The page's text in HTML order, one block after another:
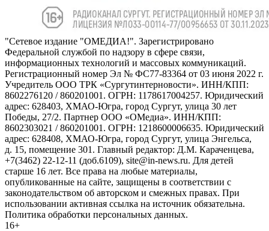
"Сетевое издание "ОМЕДИА!". Зарегистрировано
Федеральной службой по надзору в сфере связи,
информационных технологий и массовых коммуникаций.
Регистрационный номер Эл № ФС77-83364 от 03 июня 2022 г.
Учредитель ООО ТРК «Сургутинтерновости». ИНН/КПП:
8602276120 / 860201001. ОГРН: 1178617004257. Юридический
адрес: 628403, ХМАО-Югра, город Сургут, улица 30 лет
Победы, 27/2. Партнер ООО «ОМедиа». ИНН/КПП:
8602303021 / 860201001. ОГРН: 1218600006635. Юридический
адрес: 628408, ХМАО-Югра, город Сургут, улица Энгельса,
д. 15, помещение 301. Главный редактор: Д.М. Караченцева,
+7(3462) 22-12-11 (доб.6109), site@in-news.ru. Для детей
старше 16 лет. Все права на любые материалы,
опубликованные на сайте, защищены в соответствии с
законодательством об авторском и смежных правах. При
использовании активная ссылка на источник обязательна.
Политика обработки персональных данных.
16+